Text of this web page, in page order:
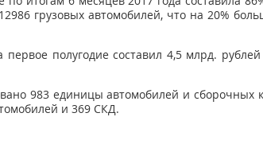
грузовых автомобилей, что на 20%
полугодие составил 4,5 млрд.
983 единицы автомобилей и сборочных
и 369 СКД.